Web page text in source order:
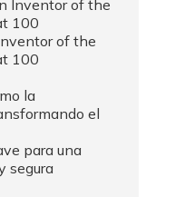
of the
100
para una
segura